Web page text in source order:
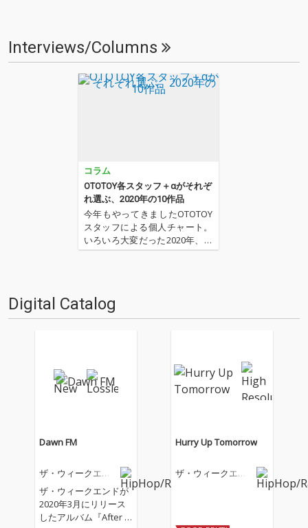
Interviews/Columns
コラム
OTOTOY各スタッフ＋αがそれぞ
れ選ぶ、2020年の10作品
今年もやってきましたOTOTOY
スタッフによる個人チャート。
いろいろ大変だった2020年、な
にを聴いてOTOTOYを作ってい
と関わっているライター陣の方
にも書いてもらいま…
Digital Catalog
Dawn FM
ザ・ウィークエン
ザ・ウィークエンドが
2020年3月にリリース
したアルバム『After H
Hurry Up Tomorrow
ザ・ウィークエン